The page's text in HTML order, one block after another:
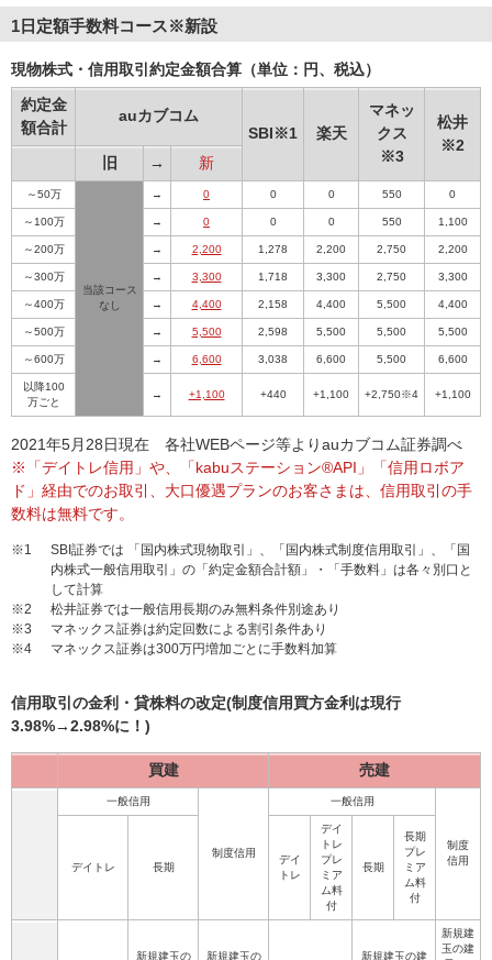
1日定額手数料コース※新設
現物株式・信用取引約定金額合算（単位：円、税込）
約定金
額合計
auカブコム
SBI※1
楽天
マネッ
クス
※3
松井
※2
旧
→ 新
～50万
当該コース
なし
→ 0 0 0 550 0
～100万 → 0 0 0 550 1,100
～200万 → 2,200 1,278 2,200 2,750 2,200
～300万 → 3,300 1,718 3,300 2,750 3,300
～400万 → 4,400 2,158 4,400 5,500 4,400
～500万 → 5,500 2,598 5,500 5,500 5,500
～600万 → 6,600 3,038 6,600 5,500 6,600
以降100
万ごと
→ +1,100 +440 +1,100 +2,750※4 +1,100
2021年5月28日現在 各社WEBページ等よりauカブコム証券調べ
※「デイトレ信用」や、「kabuステーション®API」「信用ロボア
ド」経由でのお取引、大口優遇プランのお客さまは、信用取引の手
数料は無料です。
※1
SBI証券では 「国内株式現物取引」、「国内株式制度信用取引」、「国
内株式一般信用取引」の「約定金額合計額」・「手数料」は各々別口と
して計算
※2
松井証券では一般信用長期のみ無料条件別途あり
※3
マネックス証券は約定回数による割引条件あり
※4
マネックス証券は300万円増加ごとに手数料加算
信用取引の金利・貸株料の改定(制度信用買方金利は現行
3.98%→2.98%に！)
買建 売建
一般信用
制度信用
一般信用
制度
信用
デイトレ 長期
デイ
トレ
デイ
トレ
プレ
ミア
ム料
付
長期
長期
プレ
ミア
ム料
付
新規建玉の 新規建玉の 新規建玉の建
新規建
玉の建